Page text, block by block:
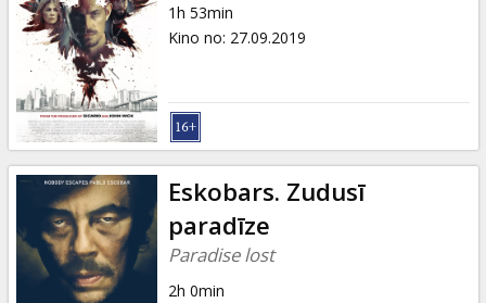
Dāvanu
kartes
Uzkodas
B2B
Kino
Klubs
1h 53min
Kino no: 27.09.2019
Eskobars. Zudusī
paradīze
Paradise lost
2h 0min